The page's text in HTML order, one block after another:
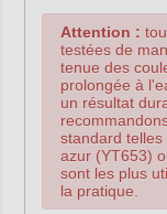
Attention :
testées de
tenue des
prolongée à
un résultat
standard
azur (YT653)
sont les plus
la pratique.